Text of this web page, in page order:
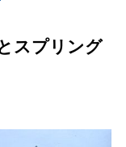
スプリング